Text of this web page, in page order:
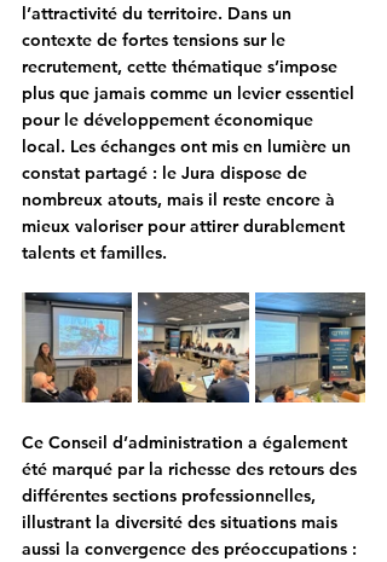
l’attractivité du territoire. Dans un
contexte de fortes tensions sur le
recrutement, cette thématique s’impose
plus que jamais comme un levier essentiel
pour le développement économique
local. Les échanges ont mis en lumière un
constat partagé : le Jura dispose de
nombreux atouts, mais il reste encore à
mieux valoriser pour attirer durablement
talents et familles.
Ce Conseil d’administration a également
été marqué par la richesse des retours des
différentes sections professionnelles,
illustrant la diversité des situations mais
aussi la convergence des préoccupations :